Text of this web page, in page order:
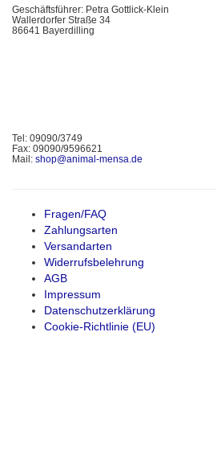
Geschäftsführer: Petra Gottlick-Klein
Wallerdorfer Straße 34
86641 Bayerdilling
Tel: 09090/3749
Fax: 09090/9596621
Mail: shop@animal-mensa.de
Fragen/FAQ
Zahlungsarten
Versandarten
Widerrufsbelehrung
AGB
Impressum
Datenschutzerklärung
Cookie-Richtlinie (EU)